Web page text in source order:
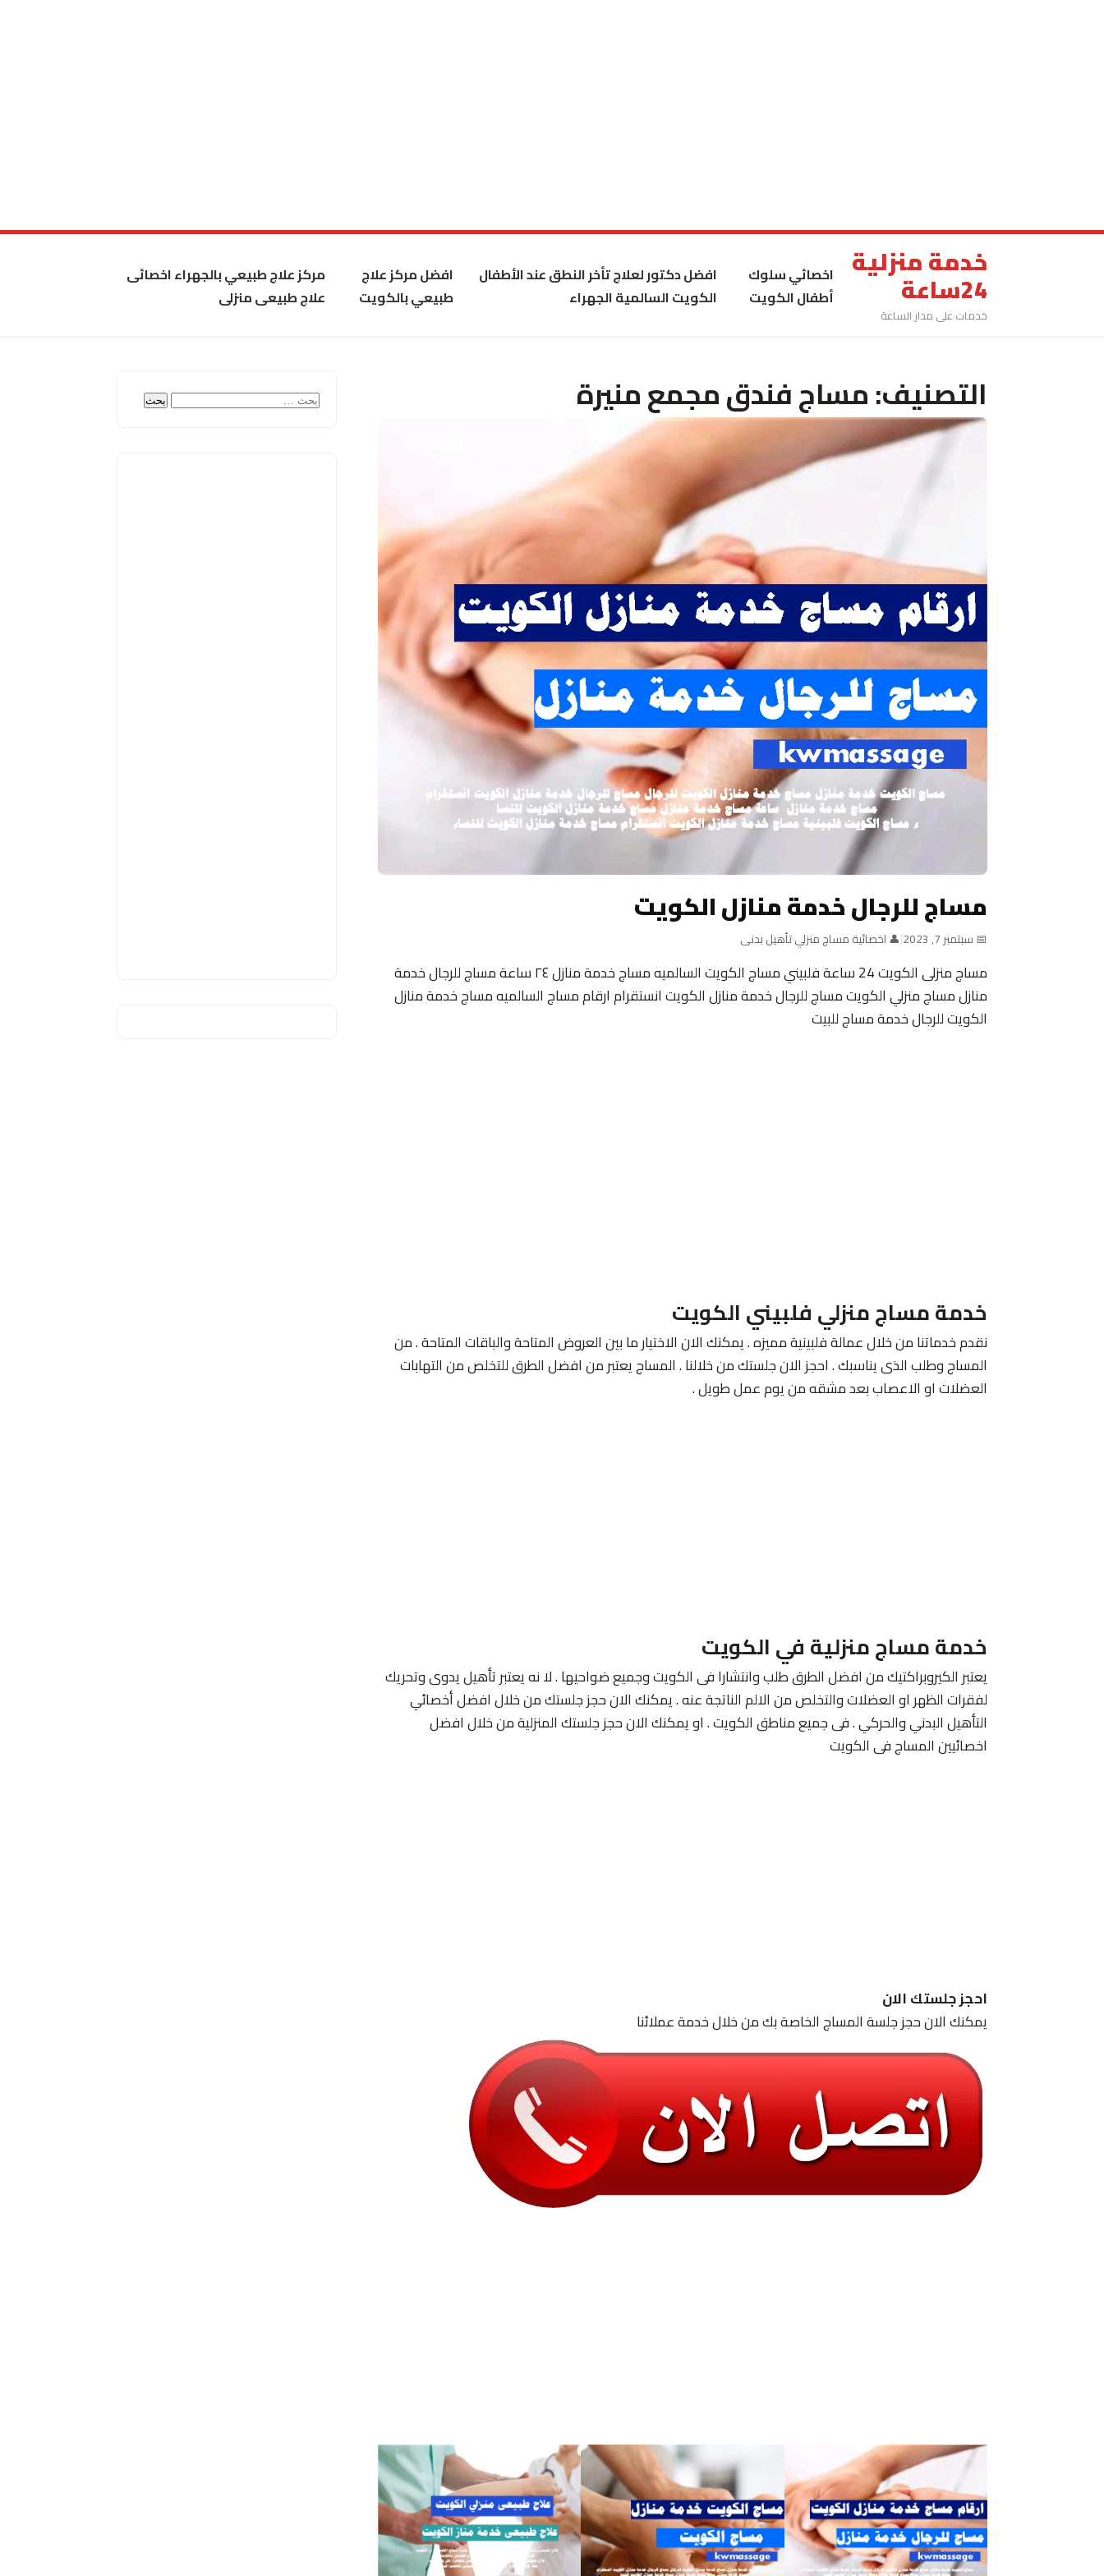
خدمة منزلية
24ساعة
خدمات على مدار الساعة
اخصائي سلوك
أطفال الكويت
افضل دكتور لعلاج تأخر النطق عند الأطفال
الكويت السالمية الجهراء
افضل مركز علاج
طبيعي بالكويت
مركز علاج طبيعي بالجهراء اخصائى
علاج طبيعى منزلى
التصنيف:مساج فندق مجمع منيرة
مساج للرجال خدمة منازل الكويت
📅 سبتمبر 7, 2023 |👤 اخصائية مساج منزلي تأهيل بدنى
مساج منزلى الكويت 24 ساعة فلبيني مساج الكويت السالميه مساج خدمة منازل ٢٤ ساعة مساج للرجال خدمة
منازل مساج منزلي الكويت مساج للرجال خدمة منازل الكويت انستقرام ارقام مساج السالميه مساج خدمة منازل
الكويت للرجال خدمة مساج للبيت
خدمة مساج منزلي فلبيني الكويت
نقدم خدماتنا من خلال عمالة فلبينية مميزه . يمكنك الان الاختيار ما بين العروض المتاحة والباقات المتاحة . من
المساج وطلب الذى يناسبك . احجز الان جلستك من خلالنا . المساج يعتبر من افضل الطرق للتخلص من التهابات
العضلات او الاعصاب بعد مشقه من يوم عمل طويل .
خدمة مساج منزلية في الكويت
يعتبر الكيروبراكتيك من افضل الطرق طلب وانتشارا فى الكويت وجميع ضواحيها . لا نه يعتبر تأهيل يدوى وتحريك
لفقرات الظهر او العضلات والتخلص من الالم الناتجة عنه . يمكنك الان حجز جلستك من خلال افضل أخصائي
التأهيل البدني والحركي . فى جميع مناطق الكويت . او يمكنك الان حجز جلستك المنزلية من خلال افضل
اخصائيين المساج فى الكويت
احجز جلستك الان
يمكنك الان حجز جلسة المساج الخاصة بك من خلال خدمة عملائنا
البحث